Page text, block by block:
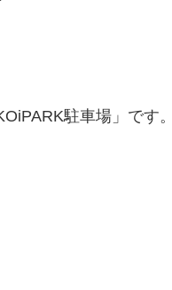
駐車場」です。